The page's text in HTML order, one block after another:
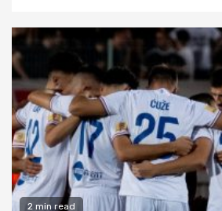
2 min read